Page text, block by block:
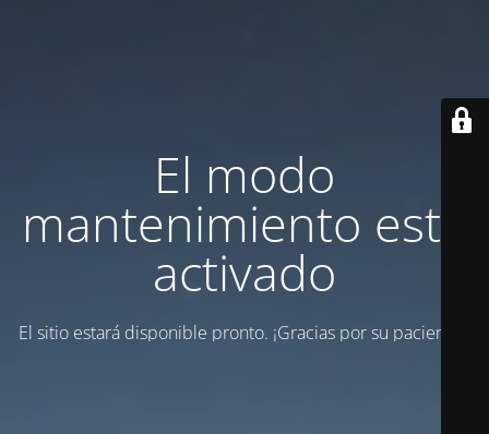
El modo
mantenimiento está
activado
El sitio estará disponible pronto. ¡Gracias por su paciencia!